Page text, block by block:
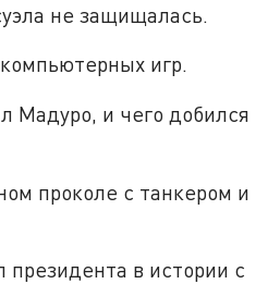
не защищалась.
игр.
Мадуро, и чего добился
проколе с танкером и
президента в истории с